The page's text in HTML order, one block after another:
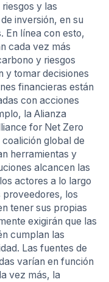
y las
inversión, en su
En línea con esto,
cada vez más
y riesgos
y tomar decisiones
financieras están
con acciones
la Alianza
for Net Zero
global de
herramientas y
alcancen las
actores a lo largo
proveedores, los
tener sus propias
exigirán que las
cumplan las
Las fuentes de
varían en función
vez más, la